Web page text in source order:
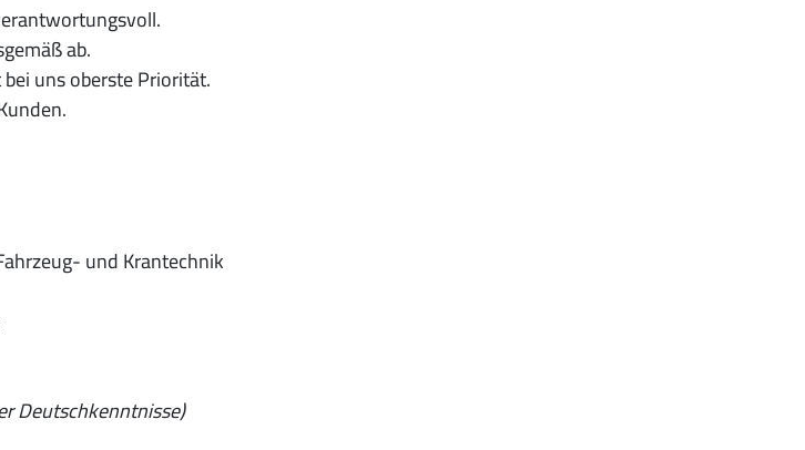
ab.
uns oberste Priorität.
und Krantechnik
Deutschkenntnisse)